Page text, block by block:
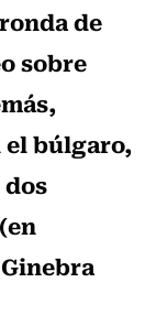
de
sobre
búlgaro,